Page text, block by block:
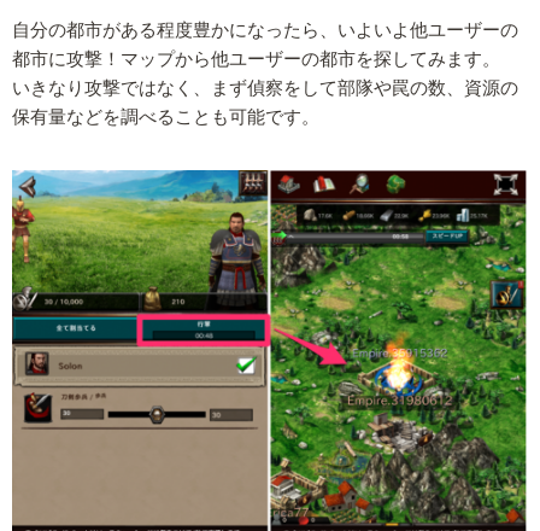
自分の都市がある程度豊かになったら、いよいよ他ユーザーの
都市に攻撃！マップから他ユーザーの都市を探してみます。
いきなり攻撃ではなく、まず偵察をして部隊や罠の数、資源の
保有量などを調べることも可能です。